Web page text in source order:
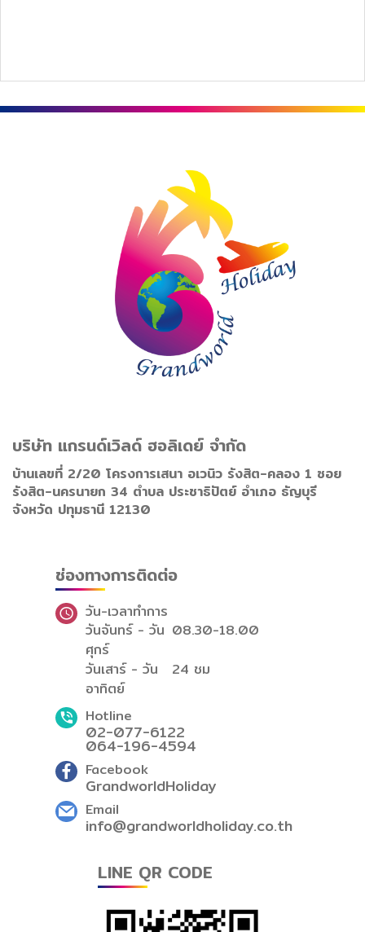
บริษัท แกรนด์เวิลด์ ฮอลิเดย์ จำกัด
บ้านเลขที่ 2/20 โครงการเสนา อเวนิว รังสิต-คลอง 1 ซอย
รังสิต-นครนายก 34 ตำบล ประชาธิปัตย์ อำเภอ ธัญบุรี
จังหวัด ปทุมธานี 12130
ช่องทางการติดต่อ
วัน-เวลาทำการ
วันจันทร์ - วัน
ศุกร์
08.30-18.00
วันเสาร์ - วัน
อาทิตย์
24 ชม
Hotline
02-077-6122
064-196-4594
Facebook
GrandworldHoliday
Email
info@grandworldholiday.co.th
LINE QR CODE